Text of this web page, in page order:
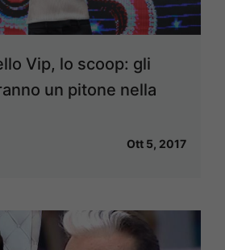
Vip, lo scoop: gli
un pitone nella
Ott 5, 2017